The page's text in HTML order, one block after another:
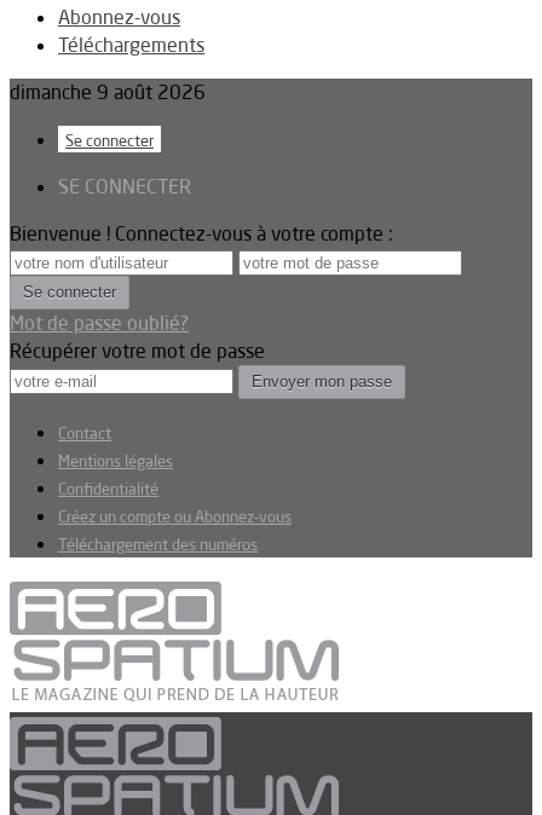
Abonnez-vous
Téléchargements
dimanche 9 août 2026
Se connecter
SE CONNECTER
Bienvenue ! Connectez-vous à votre compte :
Mot de passe oublié?
Récupérer votre mot de passe
Contact
Mentions légales
Confidentialité
Créez un compte ou Abonnez-vous
Téléchargement des numéros